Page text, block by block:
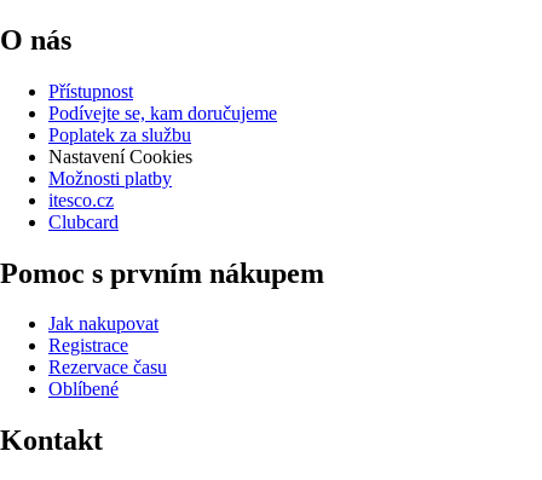
O nás
Přístupnost
Podívejte se, kam doručujeme
Poplatek za službu
Nastavení Cookies
Možnosti platby
itesco.cz
Clubcard
Pomoc s prvním nákupem
Jak nakupovat
Registrace
Rezervace času
Oblíbené
Kontakt